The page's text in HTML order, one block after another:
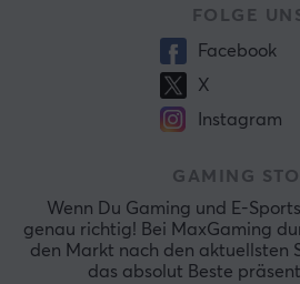
FOLGE
Facebook
X
Instagram
GAMING
Wenn Du Gaming und E-
genau richtig! Bei MaxGaming
den Markt nach den aktuellsten
das absolut Beste